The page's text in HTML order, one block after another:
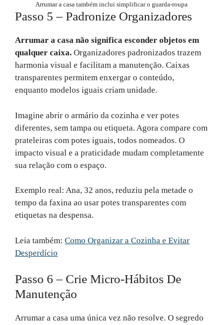
Arrumar a casa também inclui simplificar o guarda-roupa
Passo 5 – Padronize Organizadores
Arrumar a casa não significa esconder objetos em
qualquer caixa. Organizadores padronizados trazem
harmonia visual e facilitam a manutenção. Caixas
transparentes permitem enxergar o conteúdo,
enquanto modelos iguais criam unidade.
Imagine abrir o armário da cozinha e ver potes
diferentes, sem tampa ou etiqueta. Agora compare com
prateleiras com potes iguais, todos nomeados. O
impacto visual e a praticidade mudam completamente
sua relação com o espaço.
Exemplo real: Ana, 32 anos, reduziu pela metade o
tempo da faxina ao usar potes transparentes com
etiquetas na despensa.
Leia também: Como Organizar a Cozinha e Evitar
Desperdício
Passo 6 – Crie Micro-Hábitos De
Manutenção
Arrumar a casa uma única vez não resolve. O segredo